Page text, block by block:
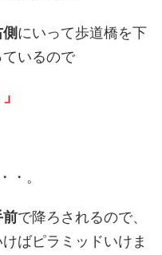
にいって歩道橋を下
ているので
・。
前で降ろされるので、
ばピラミッドいけま